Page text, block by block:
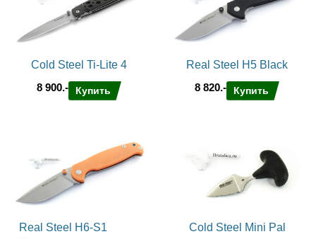
Cold Steel Ti-Lite 4
8 900.-
Купить
Real Steel H5 Black
8 820.-
Купить
Real Steel H6-S1
Cold Steel Mini Pal